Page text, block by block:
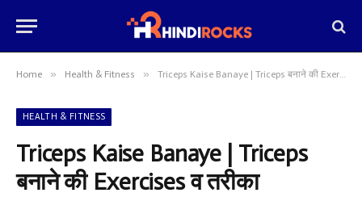
Home » Health & Fitness » Triceps Kaise Banaye | Triceps बनाने की Exercises व तरीका
HEALTH & FITNESS
Triceps Kaise Banaye | Triceps
बनाने की Exercises व तरीका